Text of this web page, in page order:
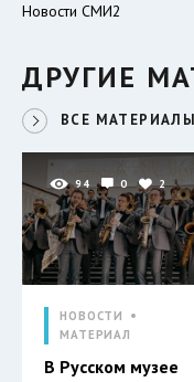
Новости СМИ2
ДРУГИЕ
ВСЕ МАТЕРИАЛЫ
94 0 2
НОВОСТИ
МАТЕРИАЛ
В Русском музее